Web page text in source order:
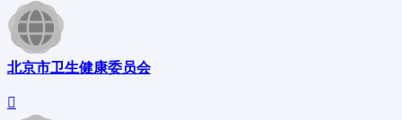
北京市卫生健康委员会